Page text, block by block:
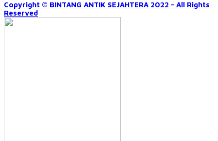
Copyright © BINTANG ANTIK SEJAHTERA 2022 - All Rights
Reserved